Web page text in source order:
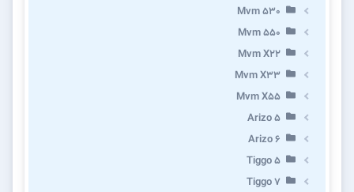
Mvm 530
Mvm 550
Mvm X22
Mvm X33
Mvm X55
Arizo 5
Arizo 6
Tiggo 5
Tiggo 7